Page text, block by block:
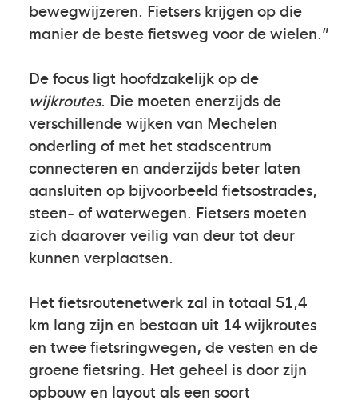
bewegwijzeren. Fietsers krijgen op die
manier de beste fietsweg voor de wielen.”
De focus ligt hoofdzakelijk op de
wijkroutes. Die moeten enerzijds de
verschillende wijken van Mechelen
onderling of met het stadscentrum
connecteren en anderzijds beter laten
aansluiten op bijvoorbeeld fietsostrades,
steen- of waterwegen. Fietsers moeten
zich daarover veilig van deur tot deur
kunnen verplaatsen.
Het fietsroutenetwerk zal in totaal 51,4
km lang zijn en bestaan uit 14 wijkroutes
en twee fietsringwegen, de vesten en de
groene fietsring. Het geheel is door zijn
opbouw en layout als een soort